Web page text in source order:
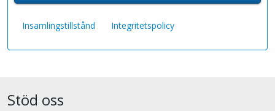
Insamlingstillstånd Integritetspolicy
Stöd oss